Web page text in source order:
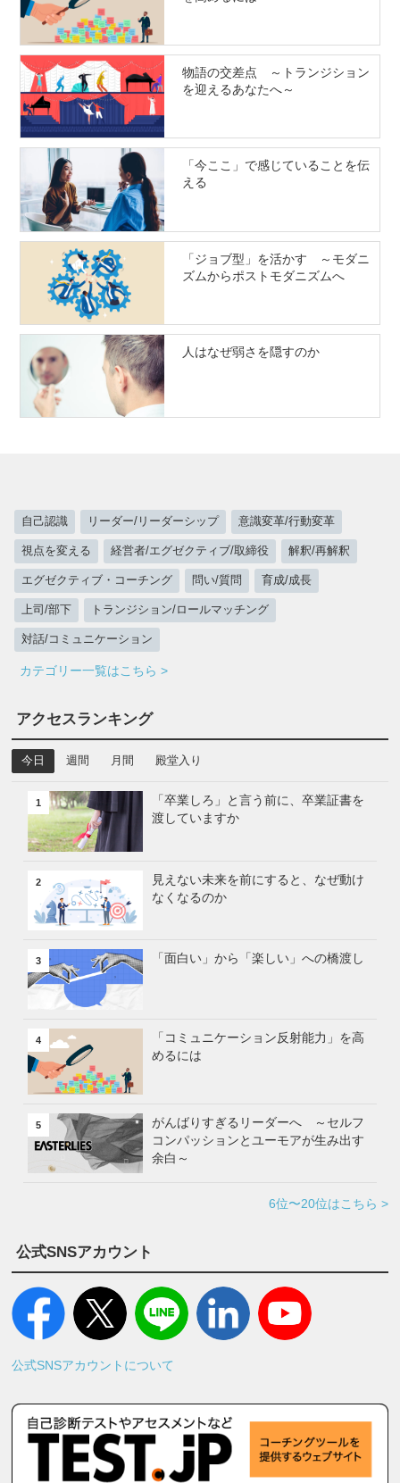
物語の交差点 ～トランジション
を迎えるあなたへ～
「今ここ」で感じていることを伝
える
「ジョブ型」を活かす ～モダニ
ズムからポストモダニズムへ
人はなぜ弱さを隠すのか
自己認識 リーダー/リーダーシップ 意識変革/行動変革
視点を変える 経営者/エグゼクティブ/取締役 解釈/再解釈
エグゼクティブ・コーチング 問い/質問 育成/成長
上司/部下 トランジション/ロールマッチング
対話/コミュニケーション
カテゴリー一覧はこちら >
アクセスランキング
今日 週間 月間 殿堂入り
1
「卒業しろ」と言う前に、卒業証書を
渡していますか
2
見えない未来を前にすると、なぜ動け
なくなるのか
3 「面白い」から「楽しい」への橋渡し
4
「コミュニケーション反射能力」を高
めるには
5
がんばりすぎるリーダーへ ～セルフ
コンパッションとユーモアが生み出す
余白～
6位〜20位はこちら >
公式SNSアカウント
公式SNSアカウントについて